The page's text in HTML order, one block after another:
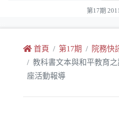
第17期
首頁 第17期
院務快
教科書文本與和平教育
座活動報導